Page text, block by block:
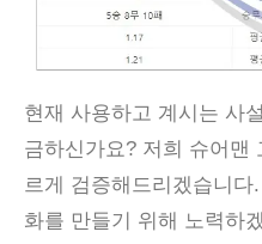
현재 사용하고 계시는 사
금하신가요? 저희 슈어맨
르게 검증해드리겠습니
화를 만들기 위해 노력하